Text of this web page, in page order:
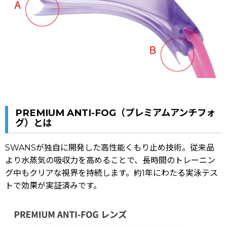
PREMIUM ANTI-FOG（プレミアムアンチフォ
グ）とは
SWANSが独自に開発した高性能くもり止め技術。従来品
より水蒸気の吸収力を高めることで、長時間のトレーニン
グ中もクリアな視界を持続します。約1年にわたる実泳テス
トで効果が実証済みです。